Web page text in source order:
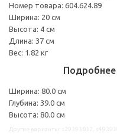
Номер товара: 604.624.89
Ширина: 20 см
Высота: 4 см
Длина: 37 см
Вес: 1.82 кг
Подробнее
Ширина: 80.0 см
Глубина: 39.0 см
Высота: 80.0 см